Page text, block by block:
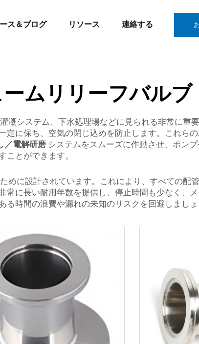
ス＆ブログ リソース 連絡する
ムリリーフバルブ
漑システム、下水処理場などに見られる非常に重
に保ち、空気の閉じ込めを防止します。これらの
／電解研磨 システムをスムーズに作動させ、ポン
とができます。
めに設計されています。これにより、すべての配
に長い耐用年数を提供し、停止時間も少なく、
時間の浪費や漏れの未知のリスクを回避しましょ